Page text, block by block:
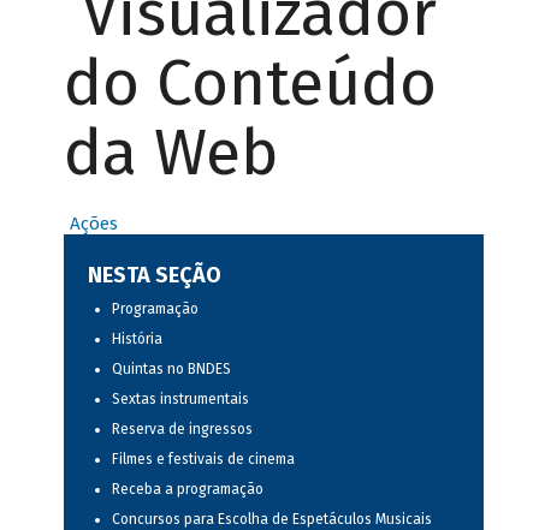
do Conteúdo
da Web
Ações
NESTA SEÇÃO
Programação
História
Quintas no BNDES
Sextas instrumentais
Reserva de ingressos
Filmes e festivais de cinema
Receba a programação
Concursos para Escolha de Espetáculos Musicais